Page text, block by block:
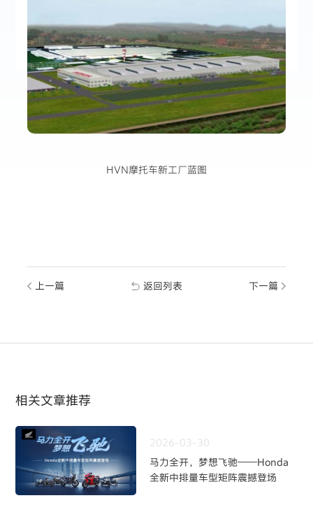
HVN摩托车新工厂蓝图
上一篇 返回列表 下一篇
相关文章推荐
2026-03-30
马力全开，梦想飞驰——Honda
全新中排量车型矩阵震撼登场